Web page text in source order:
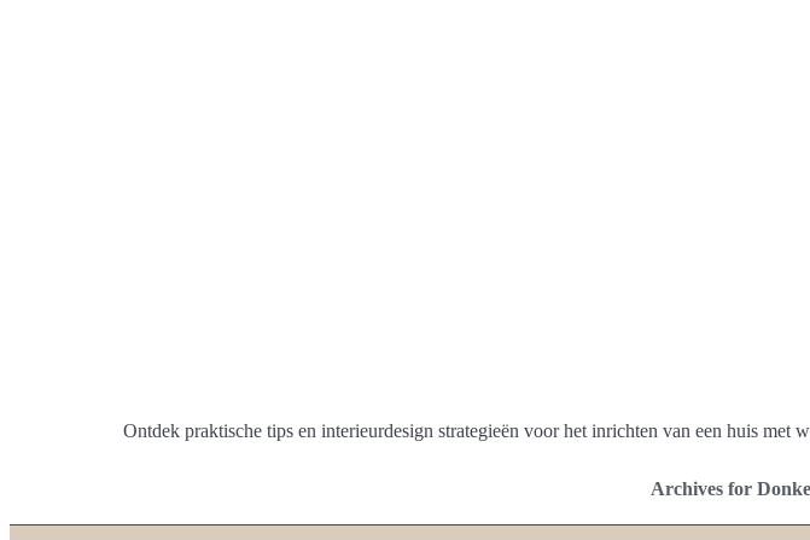
Ontdek praktische tips en interieurdesign strategieën voor het inrichten van een huis met
Archives for